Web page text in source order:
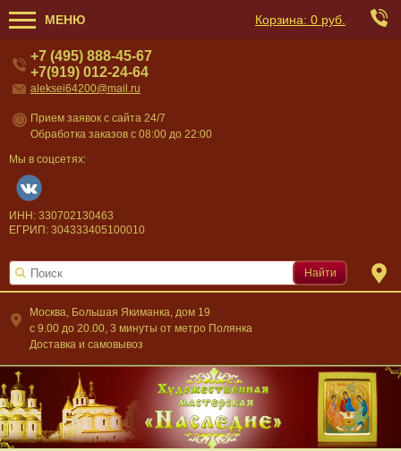
МЕНЮ Корзина: 0 руб.
Москва, Большая Якиманка, дом 19
c 9.00 до 20.00, 3 минуты от метро Полянка
Доставка и самовывоз
+7 (495) 888-45-67
+7(919) 012-24-64
aleksei64200@mail.ru
Прием заявок с сайта 24/7
Обработка заказов с 08:00 до 22:00
Мы в соцсетях:
ИНН: 330702130463
ЕГРИП: 304333405100010
Найти